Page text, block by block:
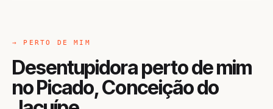
→ PERTO DE MIM
Desentupidora perto de mim
no Picado, Conceição do